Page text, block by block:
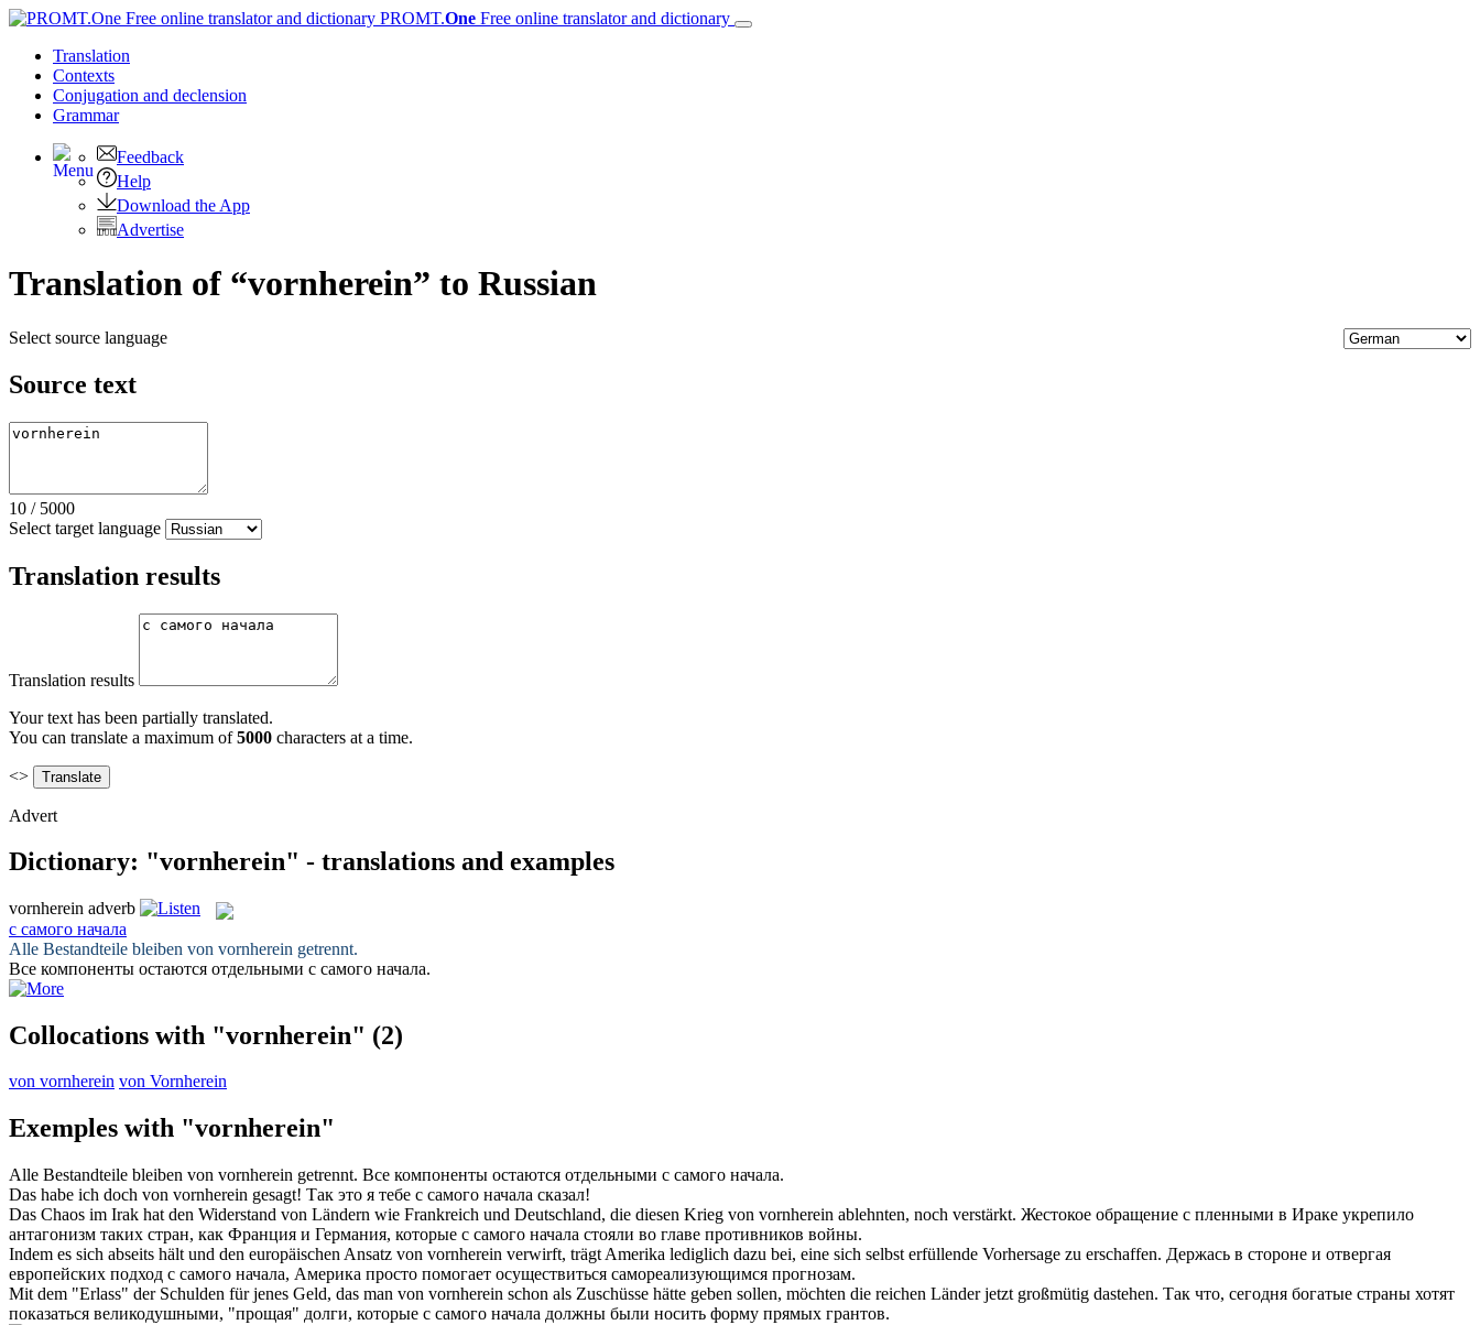
PROMT.One Free online translator and dictionary
Translation
Contexts
Conjugation and declension
Grammar
Feedback
Help
Download the App
Advertise
Translation of “vornherein” to Russian
Select source language
Source text
10 / 5000
Select target language
Translation results
Translation results
Your text has been partially translated.
You can translate a maximum of5000 characters at a time.
<>
Advert
Dictionary: "vornherein" - translations and examples
vornherein adverb
с самого начала
Alle Bestandteile bleiben von vornherein getrennt.
Все компоненты остаются отдельными с самого начала.
Collocations with "vornherein" (2)
von vornherein von Vornherein
Exemples with "vornherein"
Alle Bestandteile bleiben von vornherein getrennt. Все компоненты остаются отдельными с самого начала.
Das habe ich doch von vornherein gesagt! Так это я тебе с самого начала сказал!
Das Chaos im Irak hat den Widerstand von Ländern wie Frankreich und Deutschland, die diesen Krieg von vornherein ablehnten, noch verstärkt. Жестокое обращение с пленными в Ираке укрепило
антагонизм таких стран, как Франция и Германия, которые с самого начала стояли во главе противников войны.
Indem es sich abseits hält und den europäischen Ansatz von vornherein verwirft, trägt Amerika lediglich dazu bei, eine sich selbst erfüllende Vorhersage zu erschaffen. Держась в стороне и отвергая
европейских подход с самого начала, Америка просто помогает осуществиться самореализующимся прогнозам.
Mit dem "Erlass" der Schulden für jenes Geld, das man von vornherein schon als Zuschüsse hätte geben sollen, möchten die reichen Länder jetzt großmütig dastehen. Так что, сегодня богатые страны хотят
показаться великодушными, "прощая" долги, которые с самого начала должны были носить форму прямых грантов.